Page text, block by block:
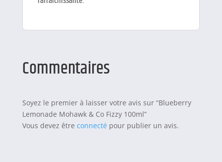
Commentaires
Soyez le premier à laisser votre avis sur “Blueberry
Lemonade Mohawk & Co Fizzy 100ml”
Vous devez être connecté pour publier un avis.